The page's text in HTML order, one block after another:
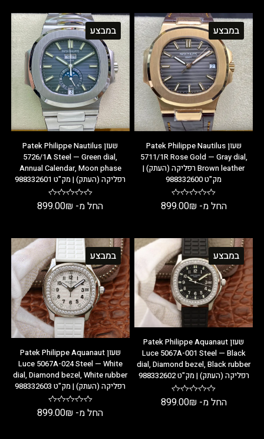
במבצע
שעון Patek Philippe Nautilus
5711/1R Rose Gold — Gray dial,
Brown leather רפליקה (העתק) |
מק"ט 988332600
החל מ- 899.00₪
במבצע
שעון Patek Philippe Nautilus
5726/1A Steel — Green dial,
Annual Calendar, Moon phase
רפליקה (העתק) | מק"ט 988332601
החל מ- 899.00₪
במבצע
שעון Patek Philippe Aquanaut
Luce 5067A-001 Steel — Black
dial, Diamond bezel, Black rubber
רפליקה (העתק) | מק"ט 988332602
החל מ- 899.00₪
במבצע
שעון Patek Philippe Aquanaut
Luce 5067A-024 Steel — White
dial, Diamond bezel, White rubber
רפליקה (העתק) | מק"ט 988332603
החל מ- 899.00₪